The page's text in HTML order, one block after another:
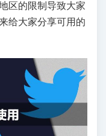
区的限制导致大家
给大家分享可用的